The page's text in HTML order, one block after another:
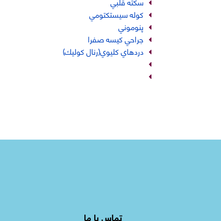
كوله سيستكتومي
پنوموني
جراحي كيسه صفرا
دردهاي كليوي(رنال كوليك)